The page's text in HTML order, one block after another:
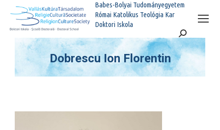
Babes-Bolyai Tudományegyetem
Római Katolikus Teológia Kar
Doktori Iskola
Search:
Dobrescu Ion Florentin
You are here: